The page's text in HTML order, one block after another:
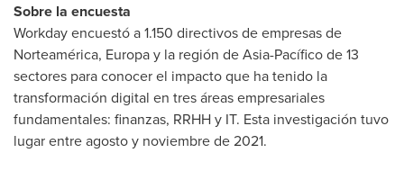
Sobre la encuesta
Workday encuestó a 1.150 directivos de empresas de
Norteamérica, Europa y la región de Asia-Pacífico de 13
sectores para conocer el impacto que ha tenido la
transformación digital en tres áreas empresariales
fundamentales: finanzas, RRHH y IT. Esta investigación tuvo
lugar entre agosto y noviembre de 2021.